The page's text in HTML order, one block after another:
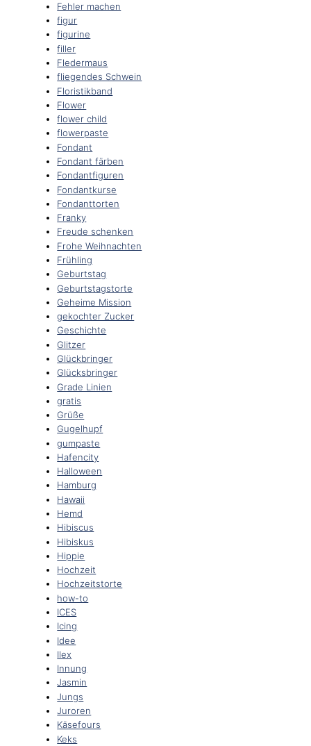
Fehler machen
figur
figurine
filler
Fledermaus
fliegendes Schwein
Floristikband
Flower
flower child
flowerpaste
Fondant
Fondant färben
Fondantfiguren
Fondantkurse
Fondanttorten
Franky
Freude schenken
Frohe Weihnachten
Frühling
Geburtstag
Geburtstagstorte
Geheime Mission
gekochter Zucker
Geschichte
Glitzer
Glückbringer
Glücksbringer
Grade Linien
gratis
Grüße
Gugelhupf
gumpaste
Hafencity
Halloween
Hamburg
Hawaii
Hemd
Hibiscus
Hibiskus
Hippie
Hochzeit
Hochzeitstorte
how-to
ICES
Icing
Idee
Ilex
Innung
Jasmin
Jungs
Juroren
Käsefours
Keks